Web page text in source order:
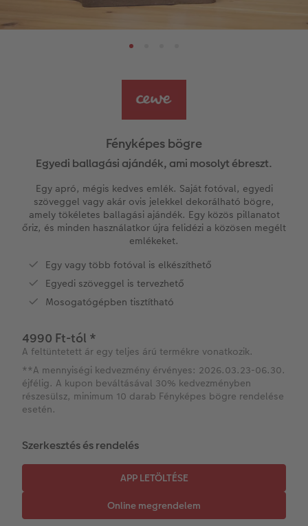
Évkönyvszerkesztés lépésről lépésre
Könyvsablonok
Vásárlói mintakönyvek
Kids CEWE FOTÓKÖNYV
Kiegészítők
CEWE myPhotos
Nagyméretű fotók fotópapíron
Little Prints
Matt Prints
Prémium poszter
Fotókidolgozás normál
Fényképtároló dobozok
Fotómatrica
Azonnali fotókidolgozás
Matrica nyomtatás azonnal
CEWE myPhotos
Térkép poszter
Direkt nyomtatású akrilüveg fotó
Direkt nyomtatású alufotó
Habkarton
Poszterléc
Többrészes fali dekoráció
Fotókollázsok
Fotószalag
Kiegészítők
CEWE myPhotos
Hűtőmágnesek
Dekorációk
Üdvözlőkártyák
Iskolaszer és irodaszer
Textíliák
Art Prints
CEWE FOTÓKÖNYV Kids
CEWE myPhotos
Zsebnaptár
Határidőnaptár
Kiegészítők
CEWE szerkesztési tippek
CEWE videós podcast
CEWE PHOTO AWARD FOTÓPÁLYÁZAT
Hogyan készíts jobb képeket a
CEWE sztorik
Egyedi ajándékötletek
Utazás
Esküvő
CEWE myPhotos
Fényképes bögre
Egyedi ballagási ajándék, ami mosolyt ébreszt.
Egy apró, mégis kedves emlék. Saját fotóval, egyedi
szöveggel vagy akár ovis jelekkel dekorálható bögre,
amely tökéletes ballagási ajándék. Egy közös pillanatot
őriz, és minden használatkor újra felidézi a közösen megélt
emlékeket.
Egy vagy több fotóval is elkészíthető
Egyedi szöveggel is tervezhető
Mosogatógépben tisztítható
4990 Ft-tól *
A feltüntetett ár egy teljes árú termékre vonatkozik.
**A mennyiségi kedvezmény érvényes: 2026.03.23-06.30.
éjfélig. A kupon beváltásával 30% kedvezményben
részesülsz, minimum 10 darab Fényképes bögre rendelése
esetén.
Szerkesztés és rendelés